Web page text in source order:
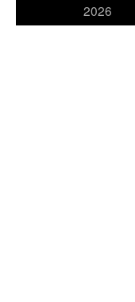
2026